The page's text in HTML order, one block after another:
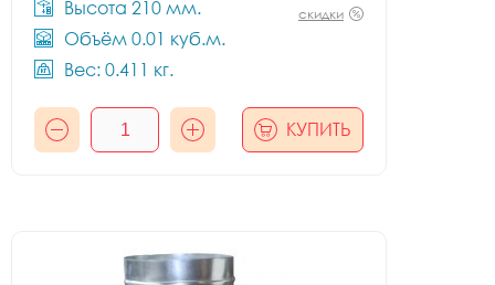
Высота 210 мм.
Объём 0.01 куб.м.
Вес: 0.411 кг.
скидки
КУПИТЬ